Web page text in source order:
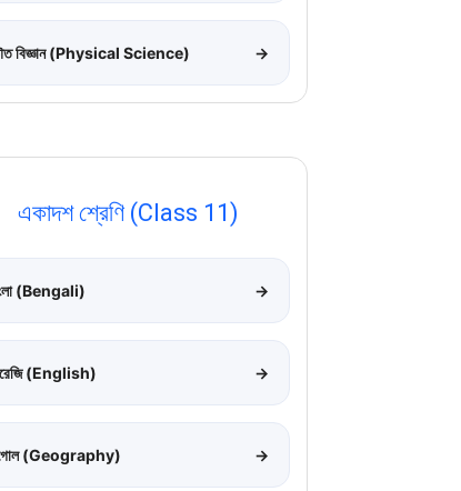
বিজ্ঞান (Physical Science) →
একাদশ শ্রেণি (Class 11)
(Bengali) →
(English) →
(Geography) →